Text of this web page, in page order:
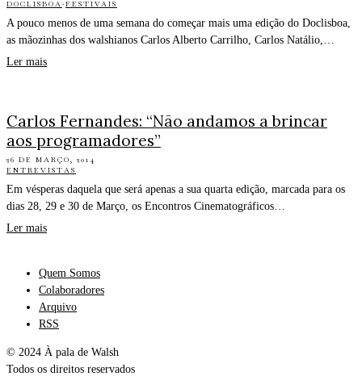
DOCLISBOA·FESTIVAIS
A pouco menos de uma semana do começar mais uma edição do Doclisboa,
as mãozinhas dos walshianos Carlos Alberto Carrilho, Carlos Natálio,…
Ler mais
Carlos Fernandes: “Não andamos a brincar
aos programadores”
26 DE MARÇO, 2014
ENTREVISTAS
Em vésperas daquela que será apenas a sua quarta edição, marcada para os
dias 28, 29 e 30 de Março, os Encontros Cinematográficos…
Ler mais
Quem Somos
Colaboradores
Arquivo
RSS
© 2024 À pala de Walsh
Todos os direitos reservados